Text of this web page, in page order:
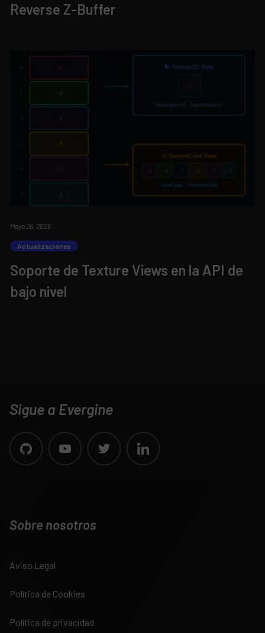
Reverse Z-Buffer
Mayo 26, 2026
Actualizaciones
Soporte de Texture Views en la API de
bajo nivel
Sigue a Evergine
Sobre nosotros
Aviso Legal
Política de Cookies
Política de privacidad